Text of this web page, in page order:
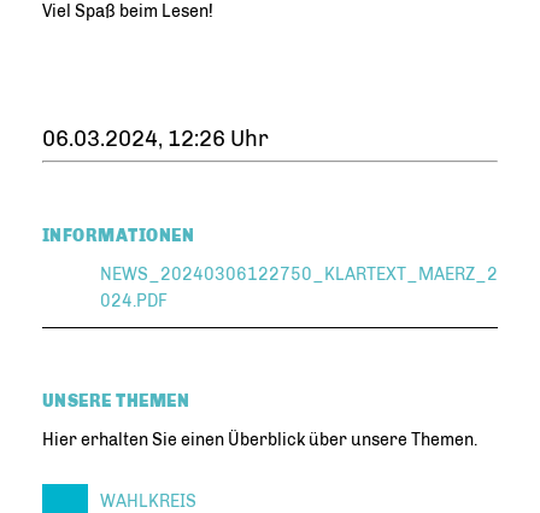
Viel Spaß beim Lesen!
06.03.2024, 12:26 Uhr
INFORMATIONEN
NEWS_20240306122750_KLARTEXT_MAERZ_2
024.PDF
UNSERE THEMEN
Hier erhalten Sie einen Überblick über unsere Themen.
WAHLKREIS